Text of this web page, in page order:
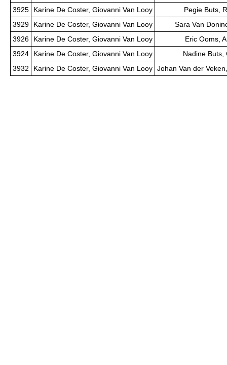
3925
Karine De Coster, Giovanni Van Looy
Pegie Buts,
3929
Karine De Coster, Giovanni Van Looy
Sara Van
3926
Karine De Coster, Giovanni Van Looy
Eric Ooms,
3924
Karine De Coster, Giovanni Van Looy
Nadine Buts,
3932
Karine De Coster, Giovanni Van Looy Johan Van der